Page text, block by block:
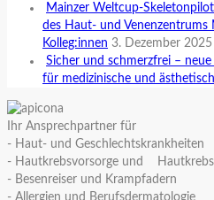
Mainzer Weltcup-
des Haut- und Venenzentrums
Kolleg:innen 3. Dezember 2025
Sicher und schmerzfrei –
für medizinische und
Ihr Ansprechpartner für
- Haut- und Geschlechtskrankheiten
- Hautkrebsvorsorge und
- Besenreiser und Krampfadern
- Allergien und Berufsdermatologie